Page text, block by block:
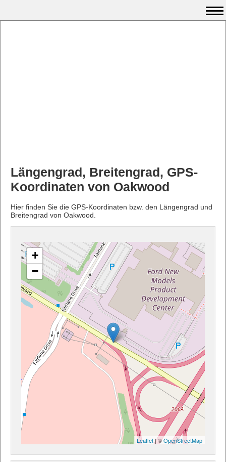
Längengrad, Breitengrad, GPS-
Koordinaten von Oakwood
Hier finden Sie die GPS-Koordinaten bzw. den Längengrad und
Breitengrad von Oakwood.
+
−
Leaflet| ©OpenStreetMap